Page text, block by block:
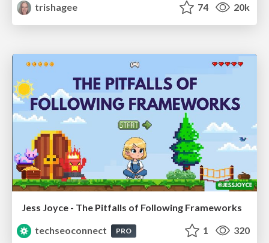
trishagee
74 20k
Jess Joyce - The Pitfalls of Following Frameworks
techseoconnect
PRO 1 320